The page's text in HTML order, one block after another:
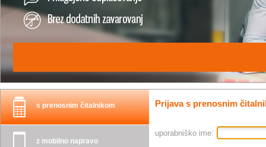
s prenosnim čitalnikom
z mobilno napravo
Prijava s prenosnim
uporabniško ime: